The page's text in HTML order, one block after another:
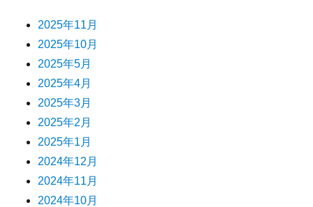
2025年11月
2025年10月
2025年5月
2025年4月
2025年3月
2025年2月
2025年1月
2024年12月
2024年11月
2024年10月